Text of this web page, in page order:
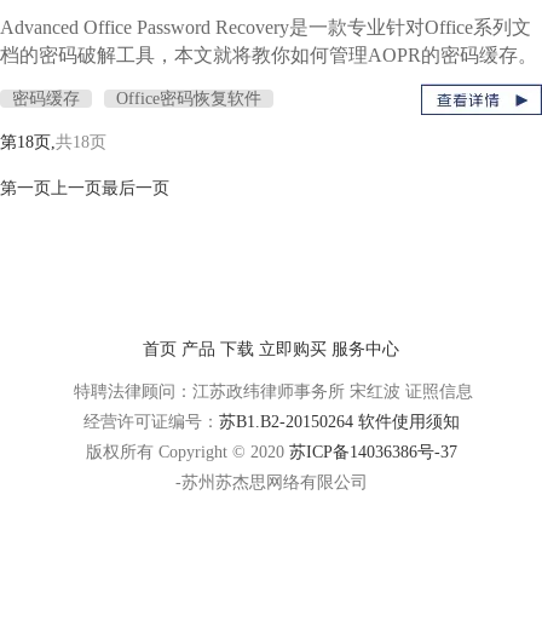
Advanced Office Password Recovery是一款专业针对Office系列文
档的密码破解工具，本文就将教你如何管理AOPR的密码缓存。
密码缓存 Office密码恢复软件
第18页, 共18页
第一页 上一页最后一页
首页 产品 下载 立即购买 服务中心
特聘法律顾问：江苏政纬律师事务所 宋红波 证照信息
经营许可证编号： 苏B1.B2-20150264 软件使用须知
版权所有 Copyright © 2020 苏ICP备14036386号-37
-苏州苏杰思网络有限公司